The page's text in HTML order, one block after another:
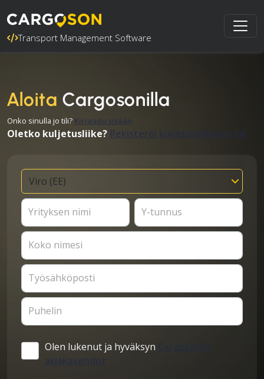
Transport Management Software
Aloita Cargosonilla
Onko sinulla jo tili? Kirjaudu sisään
Oletko kuljetusliike? Rekisteröi kuljetusliikkeen tili
Yrityksen nimi Y-tunnus
Koko nimesi
Työsähköposti
Puhelin
Olen lukenut ja hyväksyn